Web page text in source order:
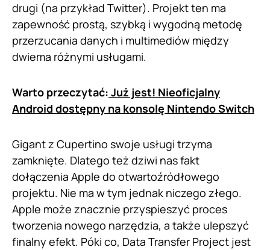
drugi (na przykład Twitter). Projekt ten ma
zapewność prostą, szybką i wygodną metodę
przerzucania danych i multimediów między
dwiema różnymi usługami.
Warto przeczytać: Już jest! Nieoficjalny
Android dostępny na konsolę Nintendo Switch
Gigant z Cupertino swoje usługi trzyma
zamknięte. Dlatego też dziwi nas fakt
dołączenia Apple do otwartoźródłowego
projektu. Nie ma w tym jednak niczego złego.
Apple może znacznie przyspieszyć proces
tworzenia nowego narzędzia, a także ulepszyć
finalny efekt. Póki co, Data Transfer Project jest